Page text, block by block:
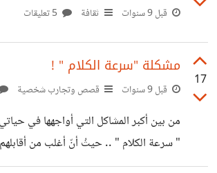
قبل 9 سنوات ثقافة
17
مشكلة "سرعة الكلام " !
قبل 9 سنوات قصص وتجارب شخصية
من بين أكبر المشاكل التي أواجهها في
" سرعة الكلام " .. حيثُ أنّ أغلب من
لأوّل مرّة - لا يلبثون إلاّ و يطلبون منّي